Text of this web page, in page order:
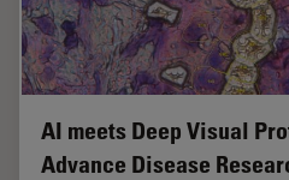
AI meets Deep Visual
Advance Disease